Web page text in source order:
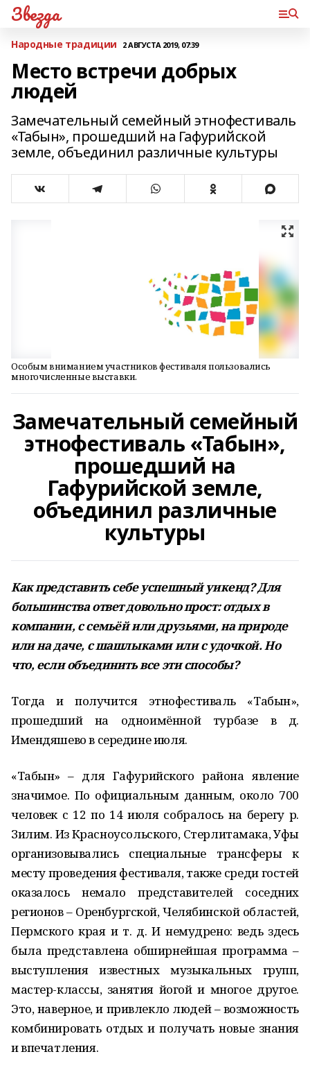
Звезда
Народные традиции 2 АВГУСТА 2019, 07:39
Место встречи добрых
людей
Замечательный семейный этнофестиваль
«Табын», прошедший на Гафурийской
земле, объединил различные культуры
Особым вниманием участников фестиваля пользовались
многочисленные выставки.
Замечательный семейный
этнофестиваль «Табын»,
прошедший на
Гафурийской земле,
объединил различные
культуры
Как представить себе успешный уикенд? Для
большинства ответ довольно прост: отдых в
компании, с семьёй или друзьями, на природе
или на даче, с шашлыками или с удочкой. Но
что, если объединить все эти способы?
Тогда и получится этнофестиваль «Табын»,
прошедший на одноимённой турбазе в д.
Имендяшево в середине июля.
«Табын» – для Гафурийского района явление
значимое. По официальным данным, около 700
человек с 12 по 14 июля собралось на берегу р.
Зилим. Из Красноусольского, Стерлитамака, Уфы
организовывались специальные трансферы к
месту проведения фестиваля, также среди гостей
оказалось немало представителей соседних
регионов – Оренбургской, Челябинской областей,
Пермского края и т. д. И немудрено: ведь здесь
была представлена обширнейшая программа –
выступления известных музыкальных групп,
мастер-классы, занятия йогой и многое другое.
Это, наверное, и привлекло людей – возможность
комбинировать отдых и получать новые знания
и впечатления.